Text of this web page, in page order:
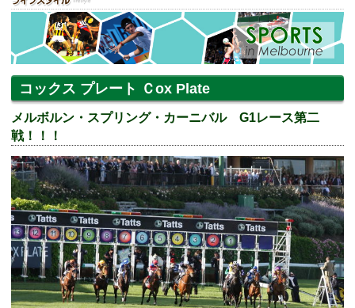
コックス プレート Ｃox Plate
メルボルン・スプリング・カーニバル G1レース第二
戦！！！